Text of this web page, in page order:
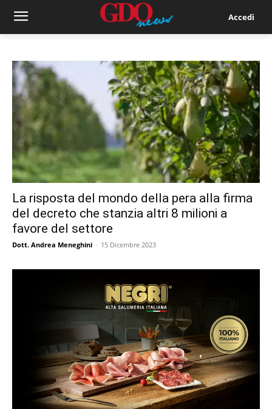
Accedi
La risposta del mondo della pera alla firma
del decreto che stanzia altri 8 milioni a
favore del settore
Dott. Andrea Meneghini - 15 Dicembre 2023